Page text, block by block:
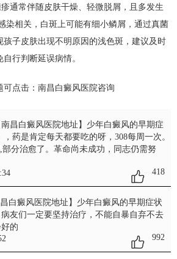
通常伴随皮肤干燥、轻微脱屑，且多发生
染相关，白斑上可能有细小鳞屑，通过真菌
孩子皮肤出现不明原因的浅色斑，建议及时
行判断延误病情。
点击： 南昌白癜风医院咨询
南昌白癜风医院地址】少年白癜风的早期症
，药是肯定每天都要吃的呀，308每周一次。
部分治愈了。革命尚未成功，同志仍需努
418
白癜风医院地址】少年白癜风的早期症状
病友们一定要坚持治疗，不能自暴自弃不去
的
992